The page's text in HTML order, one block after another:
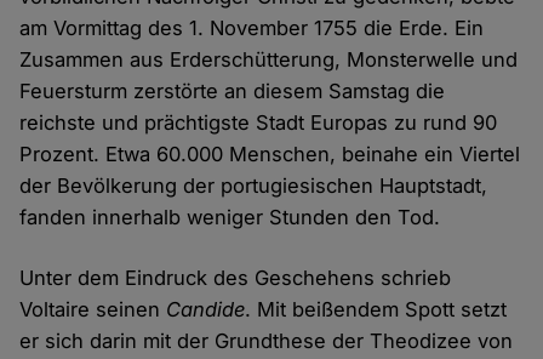
am Vormittag des 1. November 1755 die Erde. Ein
Zusammen aus Erderschütterung, Monsterwelle und
Feuersturm zerstörte an diesem Samstag die
reichste und prächtigste Stadt Europas zu rund 90
Prozent. Etwa 60.000 Menschen, beinahe ein Viertel
der Bevölkerung der portugiesischen Hauptstadt,
fanden innerhalb weniger Stunden den Tod.
Unter dem Eindruck des Geschehens schrieb
Voltaire seinen Candide. Mit beißendem Spott setzt
er sich darin mit der Grundthese der Theodizee von